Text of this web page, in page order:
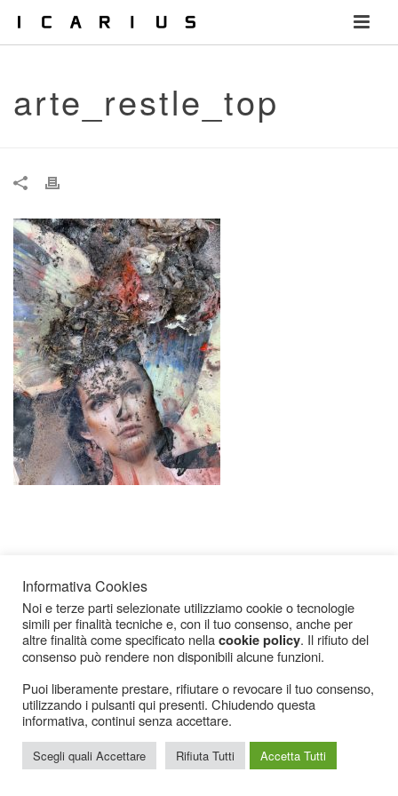
arte_restle_top
Icarius.com Copyright © 2000 - 2022 |Privacy Policy|Cookies Policy| Consenso
Cookies
Informativa Cookies
Noi e terze parti selezionate utilizziamo cookie o tecnologie
simili per finalità tecniche e, con il tuo consenso, anche per
altre finalità come specificato nellacookie policy. Il rifiuto del
consenso può rendere non disponibili alcune funzioni.
Puoi liberamente prestare, rifiutare o revocare il tuo consenso,
utilizzando i pulsanti qui presenti. Chiudendo questa
informativa, continui senza accettare.
Scegli quali Accettare Rifiuta Tutti Accetta Tutti